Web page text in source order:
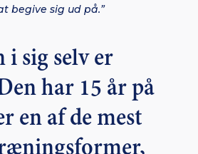
begive sig ud på.”
i sig selv er
har 15 år på
en af de mest